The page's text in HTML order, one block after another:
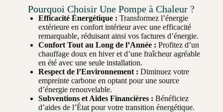
Pourquoi Choisir Une Pompe à Chaleur ?
Efficacité Énergétique : Transformez l’énergie
extérieure en confort intérieur avec une efficacité
remarquable, réduisant ainsi vos factures d’énergie.
Confort Tout au Long de l’Année : Profitez d’un
chauffage doux en hiver et d’une fraîcheur agréable
en été avec une seule installation.
Respect de l’Environnement : Diminuez votre
empreinte carbone en optant pour une source
d’énergie renouvelable.
Subventions et Aides Financières : Bénéficiez
d’aides de l’État pour votre transition énergétique.